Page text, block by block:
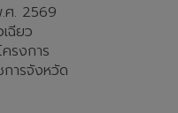
ศ. 2569
ฉียว
รงการ
การจังหวัด